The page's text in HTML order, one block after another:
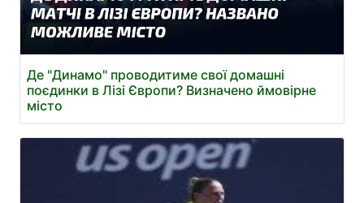
Де "Динамо" проводитиме свої домашні
поєдинки в Лізі Європи? Визначено ймовірне
місто